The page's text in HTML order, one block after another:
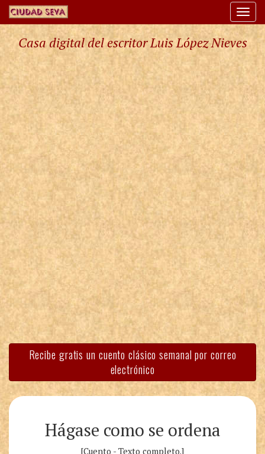
Casa digital del escritor Luis López Nieves
Recibe gratis un cuento clásico semanal por correo
electrónico
Hágase como se ordena
[Cuento - Texto completo.]